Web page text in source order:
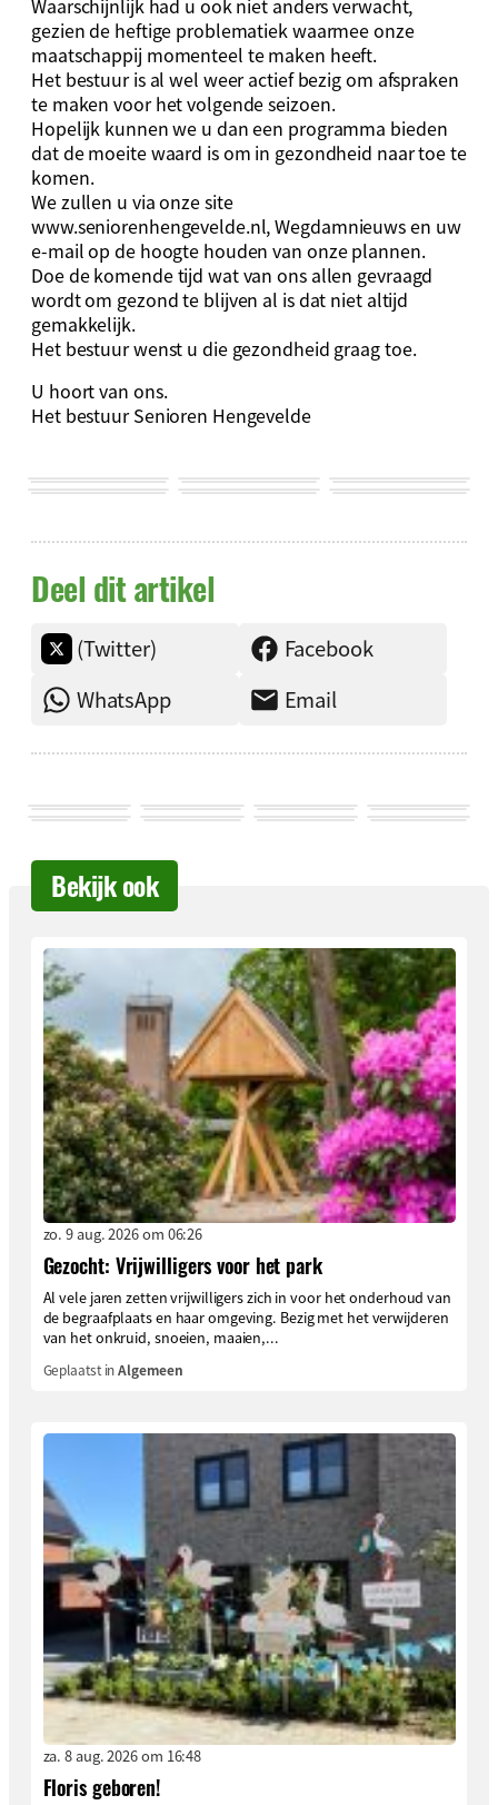
Waarschijnlijk had u ook niet anders verwacht,
gezien de heftige problematiek waarmee onze
maatschappij momenteel te maken heeft.
Het bestuur is al wel weer actief bezig om afspraken
te maken voor het volgende seizoen.
Hopelijk kunnen we u dan een programma bieden
dat de moeite waard is om in gezondheid naar toe te
komen.
We zullen u via onze site
www.seniorenhengevelde.nl, Wegdamnieuws en uw
e-mail op de hoogte houden van onze plannen.
Doe de komende tijd wat van ons allen gevraagd
wordt om gezond te blijven al is dat niet altijd
gemakkelijk.
Het bestuur wenst u die gezondheid graag toe.
U hoort van ons.
Het bestuur Senioren Hengevelde
Deel dit artikel
(Twitter)
Facebook
WhatsApp
Email
Bekijk ook
zo. 9 aug. 2026 om 06:26
Gezocht: Vrijwilligers voor het park
Al vele jaren zetten vrijwilligers zich in voor het onderhoud van
de begraafplaats en haar omgeving. Bezig met het verwijderen
van het onkruid, snoeien, maaien,...
Geplaatst inAlgemeen
za. 8 aug. 2026 om 16:48
Floris geboren!